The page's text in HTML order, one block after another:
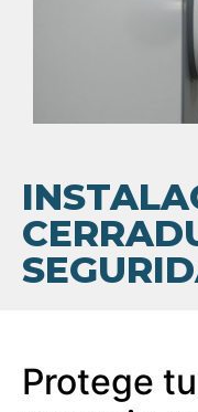
Protege